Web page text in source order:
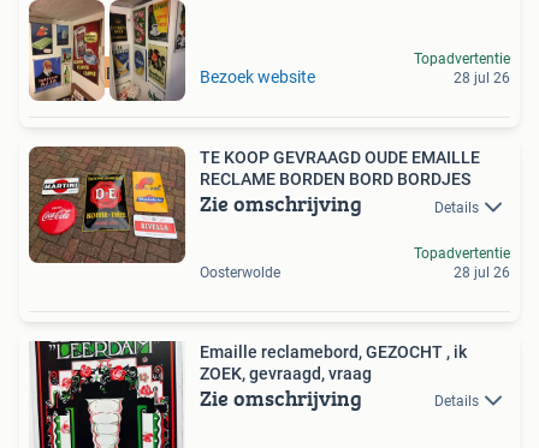
RECLAMEBORDEN Bezoek website
Topadvertentie
28 jul 26
TE KOOP GEVRAAGD OUDE EMAILLE
RECLAME BORDEN BORD BORDJES
Zie omschrijving Details
Oosterwolde
Topadvertentie
28 jul 26
Emaille reclamebord, GEZOCHT , ik
ZOEK, gevraagd, vraag
Zie omschrijving Details